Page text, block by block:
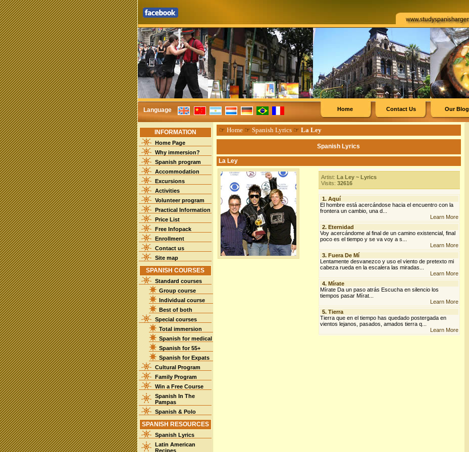
Language Our Blog
Contact Us
Home
INFORMATION
Home Page
Why immersion?
Spanish program
Accommodation
Excursions
Activities
Volunteer program
Practical Information
Price List
Free Infopack
Enrollment
Contact us
Site map
SPANISH COURSES
Standard courses
Group course
Individual course
Best of both
Special courses
Total immersion
Spanish for medical
Spanish for 55+
Spanish for Expats
Cultural Program
Family Program
Win a Free Course
Spanish In The
Pampas
Spanish & Polo
SPANISH RESOURCES
Spanish Lyrics
Latin American
Recipes
☞ Home☞ Spanish Lyrics☞ La Ley
Spanish Lyrics
La Ley
Artist: La Ley ~ Lyrics
Visits: 32616
1. Aquí
El hombre está acercándose hacia el encuentro con la
frontera un cambio, una d...
Learn More
2. Eternidad
Voy acercándome al final de un camino existencial, final
poco es el tiempo y se va voy a s...
Learn More
3. Fuera De Mí
Lentamente desvanezco y uso el viento de pretexto mi
cabeza rueda en la escalera las miradas...
Learn More
4. Mírate
Mírate Da un paso atrás Escucha en silencio los
tiempos pasar Mírat...
Learn More
5. Tierra
Tierra que en el tiempo has quedado postergada en
vientos lejanos, pasados, amados tierra q...
Learn More